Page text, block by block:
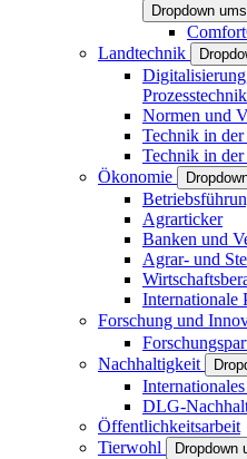
Dropdown
Landtechnik
Prozesstechnik
Normen und
Technik in
Technik in
Ökonomie
Agrarticker
Banken und
Agrar- und
Internationale
Forschung und
Nachhaltigkeit
DLG-
Öffentlichkeitsarbeit
Tierwohl
Dropdown